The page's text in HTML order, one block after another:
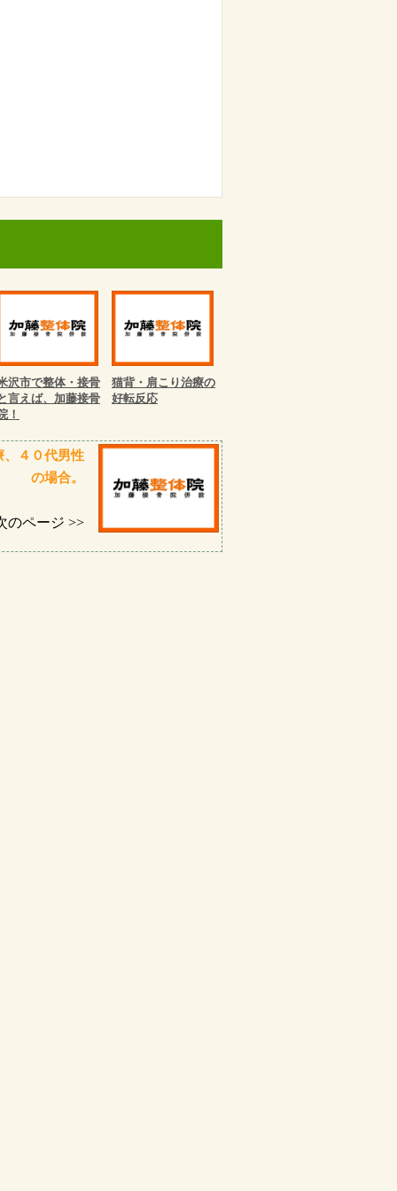
沢市で整体・接骨
言えば、加藤接骨
！
猫背・肩こり治療の
好転反応
、４０代男性
の場合。
のページ >>